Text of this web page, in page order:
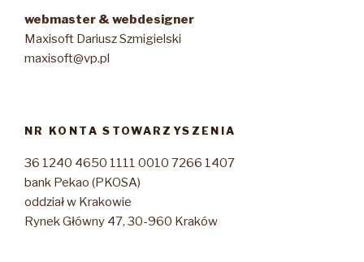
webmaster & webdesigner
Maxisoft Dariusz Szmigielski
maxisoft@vp.pl
NR KONTA STOWARZYSZENIA
36 1240 4650 1111 0010 7266 1407
bank Pekao (PKOSA)
oddział w Krakowie
Rynek Główny 47, 30-960 Kraków